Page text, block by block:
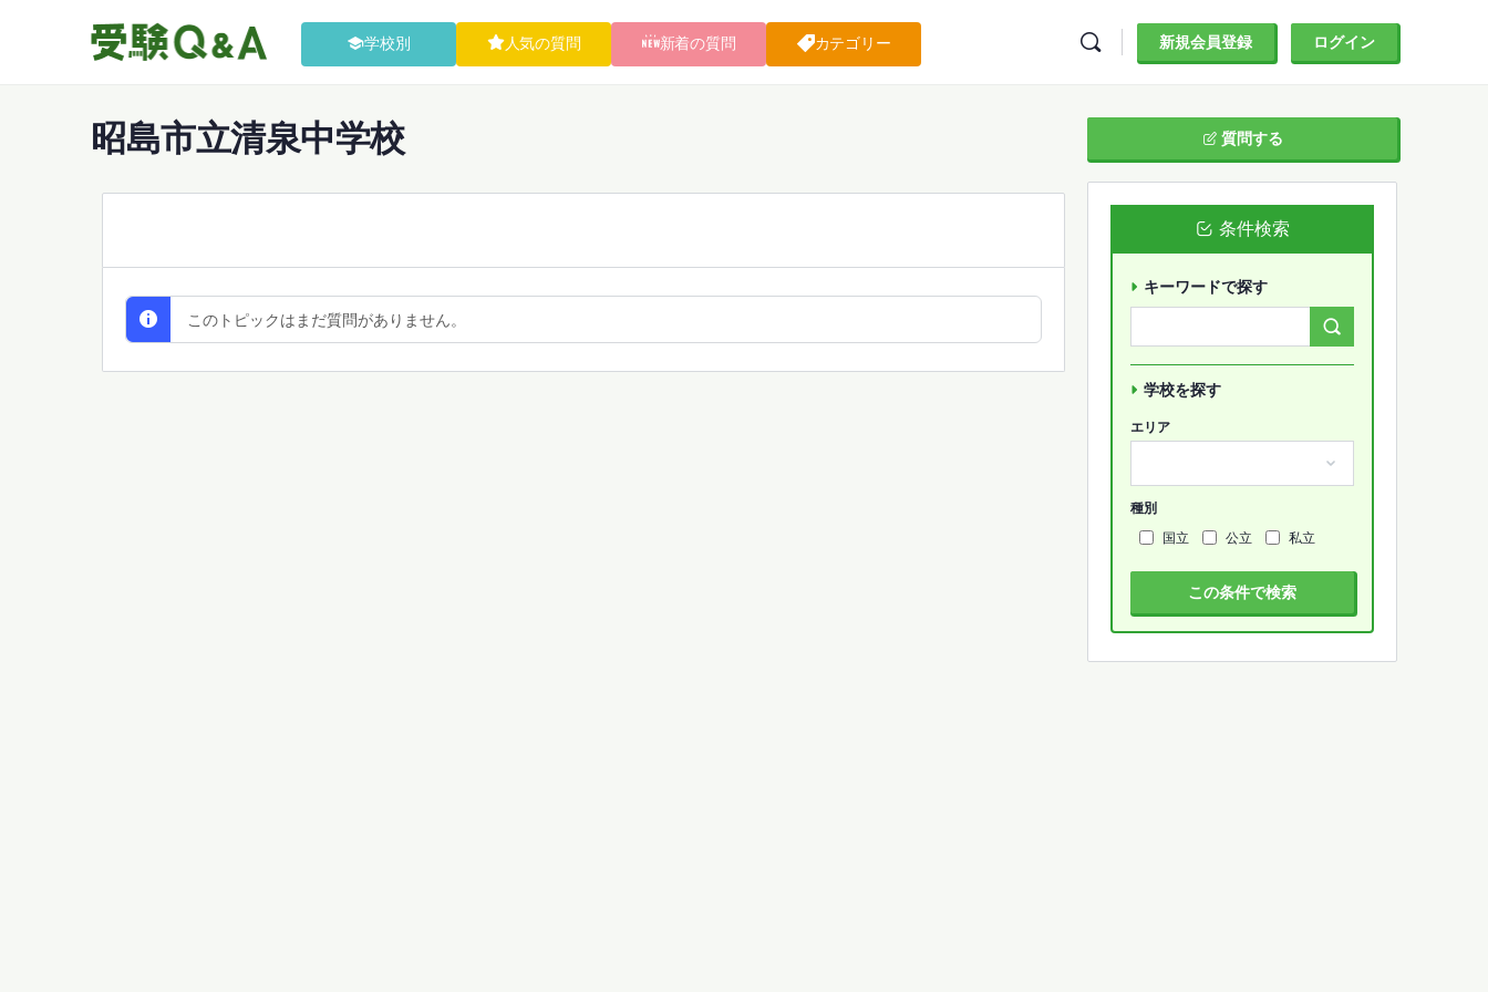
学校別 人気の質問 新着の質問 カテゴリー 新規会員登録 ログイン
昭島市立清泉中学校
このトピックはまだ質問がありません。
質問する
条件検索
キーワードで探す
学校を探す
エリア
種別
国立
公立 私立
この条件で検索